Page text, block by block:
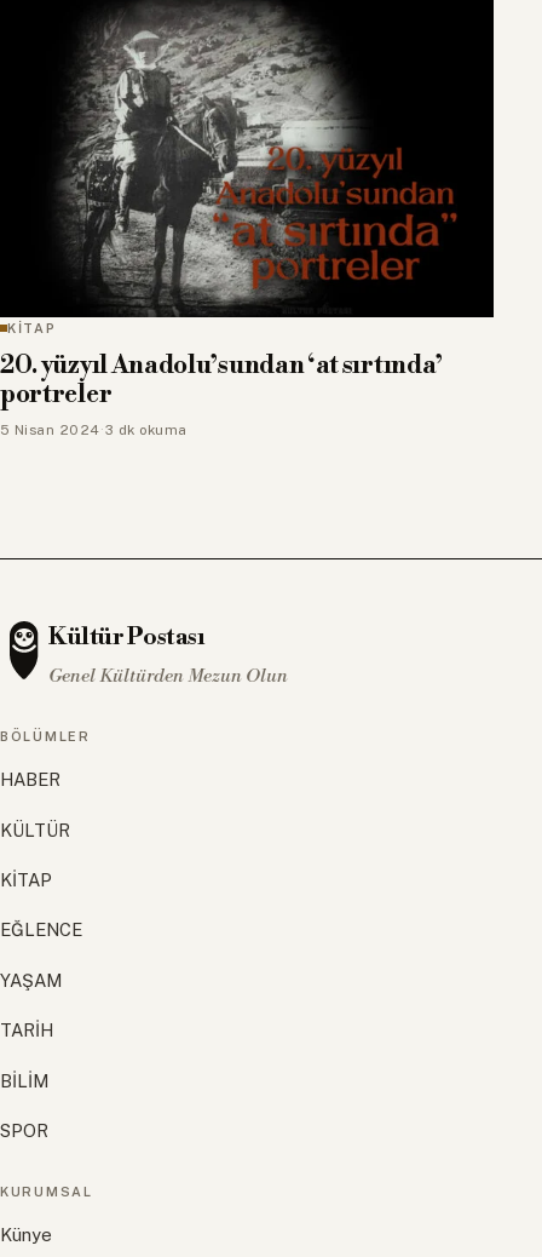
KİTAP
20. yüzyıl Anadolu’sundan ‘at sırtında’
portreler
5 Nisan 2024·3 dk okuma
Kültür Postası
Genel Kültürden Mezun Olun
BÖLÜMLER
HABER
KÜLTÜR
KİTAP
EĞLENCE
YAŞAM
TARİH
BİLİM
SPOR
KURUMSAL
Künye